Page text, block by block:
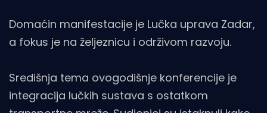
Domaćin manifestacije je Lučka uprava Zadar,
a fokus je na željeznicu i održivom razvoju.
Središnja tema ovogodišnje konferencije je
integracija lučkih sustava s ostatkom